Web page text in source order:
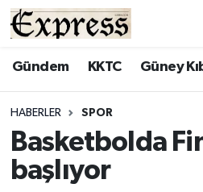
Gündem KKTC Güney
HABERLER SPOR
Basketbolda
başlıyor
ALAYKÖY
BİLİM
ÇATALKÖY
Hava Durumu
Süper Lig Puan Durumu
Tüm Manşetler